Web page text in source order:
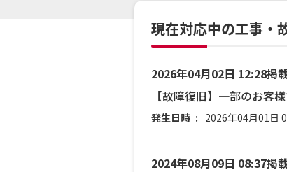
現在対応中の工事・
2026年04月02日 12:28掲
【故障復旧】一部のお客
発生日時 2026年04月01日
2024年08月09日 08:37掲